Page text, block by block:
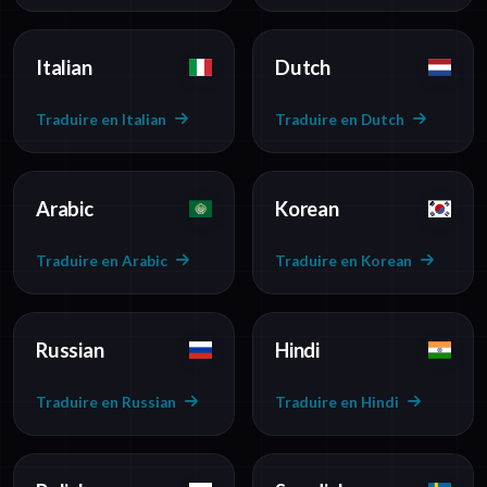
Italian
Traduire en Italian
Dutch
Traduire en Dutch
Arabic
Traduire en Arabic
Korean
Traduire en Korean
Russian
Traduire en Russian
Hindi
Traduire en Hindi